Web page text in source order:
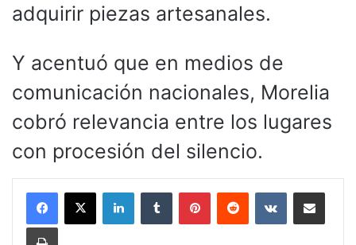
adquirir piezas artesanales.
Y acentuó que en medios de
comunicación nacionales, Morelia
cobró relevancia entre los lugares
con procesión del silencio.
LinkedInTumblr PinterestReddit VKontakteCompartir por
Imprimir